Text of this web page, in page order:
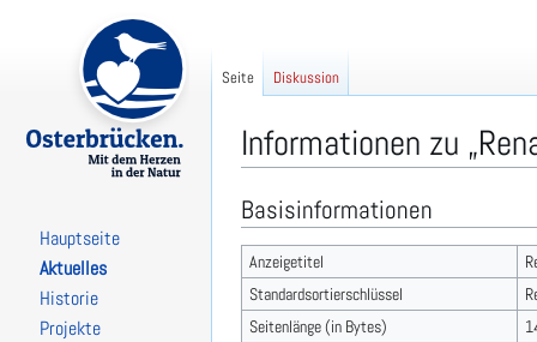
Informationen zu
Zur
Navigation
springen
Zur
Suche
springen
Basisinformationen
Anzeigetitel
Standardsortierschlüssel
Seitenlänge (in Bytes)
Seite Diskussion
Hauptseite
Aktuelles
Historie
Projekte